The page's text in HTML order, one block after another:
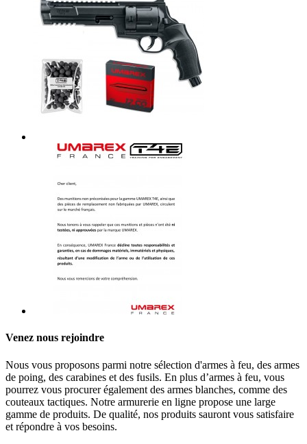
Venez nous rejoindre
Nous vous proposons parmi notre sélection d'armes à feu, des armes
de poing, des carabines et des fusils. En plus d’armes à feu, vous
pourrez vous procurer également des armes blanches, comme des
couteaux tactiques. Notre armurerie en ligne propose une large
gamme de produits. De qualité, nos produits sauront vous satisfaire
et répondre à vos besoins.